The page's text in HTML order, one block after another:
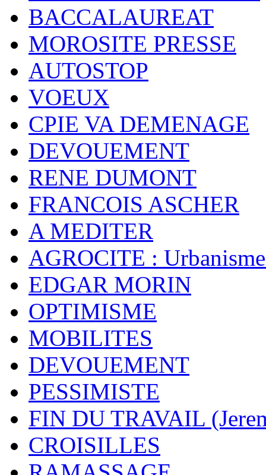
BACCALAUREAT
MOROSITE PRESSE
AUTOSTOP
VOEUX
CPIE VA DEMENAGE
DEVOUEMENT
RENE DUMONT
FRANCOIS ASCHER
A MEDITER
AGROCITE :
EDGAR MORIN
OPTIMISME
MOBILITES
DEVOUEMENT
PESSIMISTE
FIN DU TRAVAIL
CROISILLES